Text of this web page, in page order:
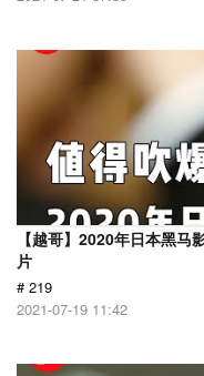
【越哥】2020年日本黑
片
# 219
2021-07-19 11:42